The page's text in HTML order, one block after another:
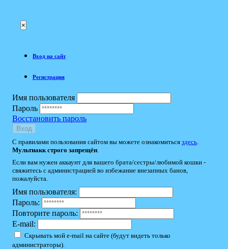
×
Вход на сайт
Регистрация
Имя пользователя
Пароль
Восстановить пароль
Вход
С правилами пользования сайтом вы можете ознакомиться здесь
Мультиакк строго запрещён
Если вам нужен аккаунт для вашего брата/сестры/любимой кошки -
свяжитесь с администрацией во избежание внезапных банов,
пожалуйста.
Имя пользователя:
Пароль:
Повторите пароль:
E-mail:
Скрывать мой e-mail на сайте (будут видеть только
администраторы).